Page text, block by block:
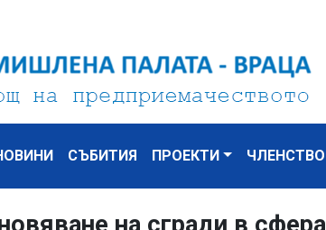
СЪБИТИЯ ПРОЕКТИ ЧЛЕНСТВО